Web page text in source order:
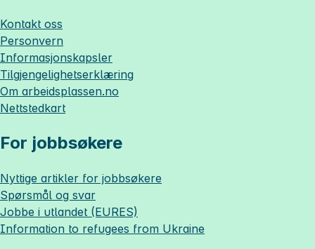
Kontakt oss
Personvern
Informasjonskapsler
Tilgjengelighetserklæring
Om arbeidsplassen.no
Nettstedkart
For jobbsøkere
Nyttige artikler for jobbsøkere
Spørsmål og svar
Jobbe i utlandet (EURES)
Information to refugees from Ukraine